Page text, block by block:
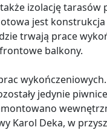
izolację tarasów
jest
trwają prace
balkony.
wykończeniowych.
jedynie
Karol Deka, w